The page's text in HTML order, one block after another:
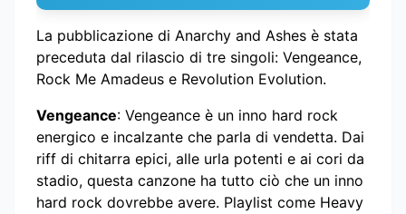
La pubblicazione di Anarchy and Ashes è stata
preceduta dal rilascio di tre singoli: Vengeance,
Rock Me Amadeus e Revolution Evolution.
Vengeance: Vengeance è un inno hard rock
energico e incalzante che parla di vendetta. Dai
riff di chitarra epici, alle urla potenti e ai cori da
stadio, questa canzone ha tutto ciò che un inno
hard rock dovrebbe avere. Playlist come Heavy